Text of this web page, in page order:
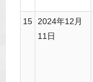
15
2024年12月
11日